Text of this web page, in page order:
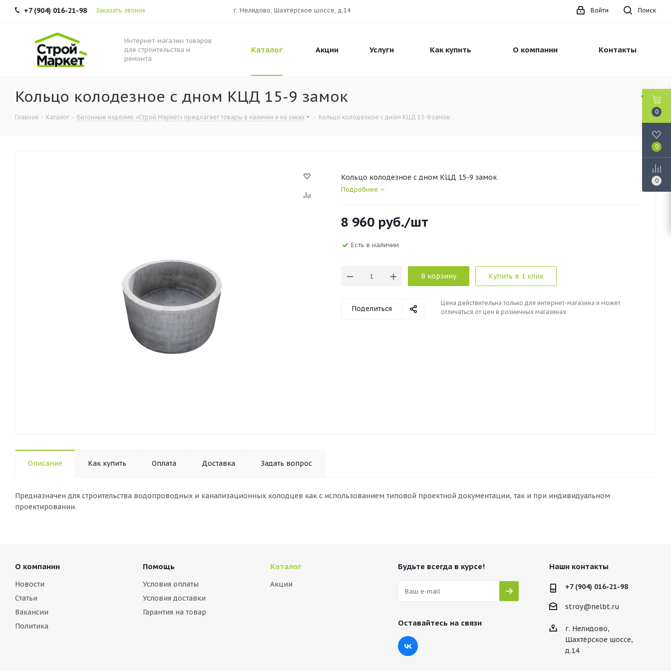
+7 (904) 016-21-98 Заказать звонок г. Нелидово, Шахтёрское шоссе, д.14 Поиск
Войти
Интернет-магазин товаров
для строительства и
ремонта
Каталог Акции Услуги Как купить О компании Контакты
Кольцо колодезное с дном КЦД 15-9 замок
Главная - Каталог - Бетонные изделия: «Строй Маркет» предлагает товары в наличии и на заказ - Кольцо колодезное с дном КЦД 15-9 замок
Кольцо колодезное с дном КЦД 15-9 замок
Подробнее
8 960 руб./шт
Есть в наличии
В корзину Купить в 1 клик
Поделиться
Цена действительна только для интернет-магазина и может
отличаться от цен в розничных магазинах
Описание Как купить Оплата Доставка Задать вопрос
Предназначен для строительства водопроводных и канализационных колодцев как с использованием типовой проектной документации, так и при индивидуальном
проектировании.
О компании
Новости
Статьи
Вакансии
Политика
Помощь
Условия оплаты
Условия доставки
Гарантия на товар
Каталог
Акции
Будьте всегда в курсе!
Оставайтесь на связи
Наши контакты
+7 (904) 016-21-98
stroy@nelbt.ru
г. Нелидово,
Шахтёрское шоссе,
д.14
0
0
0